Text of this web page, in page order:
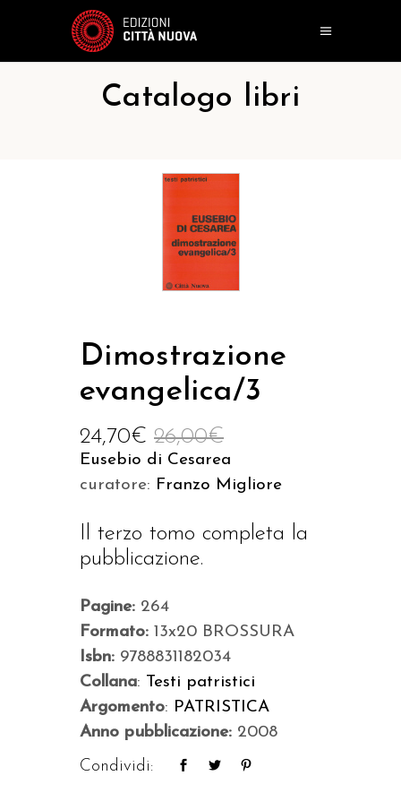
Catalogo libri
Dimostrazione
evangelica/3
26,00€
24,70€
Eusebio di Cesarea
curatore: Franzo Migliore
Il terzo tomo completa la
pubblicazione.
Pagine: 264
Formato: 13x20 BROSSURA
Isbn: 9788831182034
Collana: Testi patristici
Argomento: PATRISTICA
Anno pubblicazione: 2008
Condividi: